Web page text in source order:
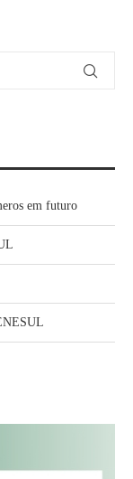
em futuro